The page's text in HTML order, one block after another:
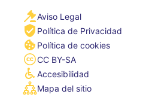
Aviso Legal
Política de Privacidad
Política de cookies
CC BY-SA
Accesibilidad
Mapa del sitio